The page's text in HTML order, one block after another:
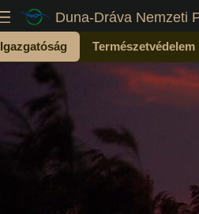
Duna-Dráva Nemzeti
Igazgatóság Természetvédelem